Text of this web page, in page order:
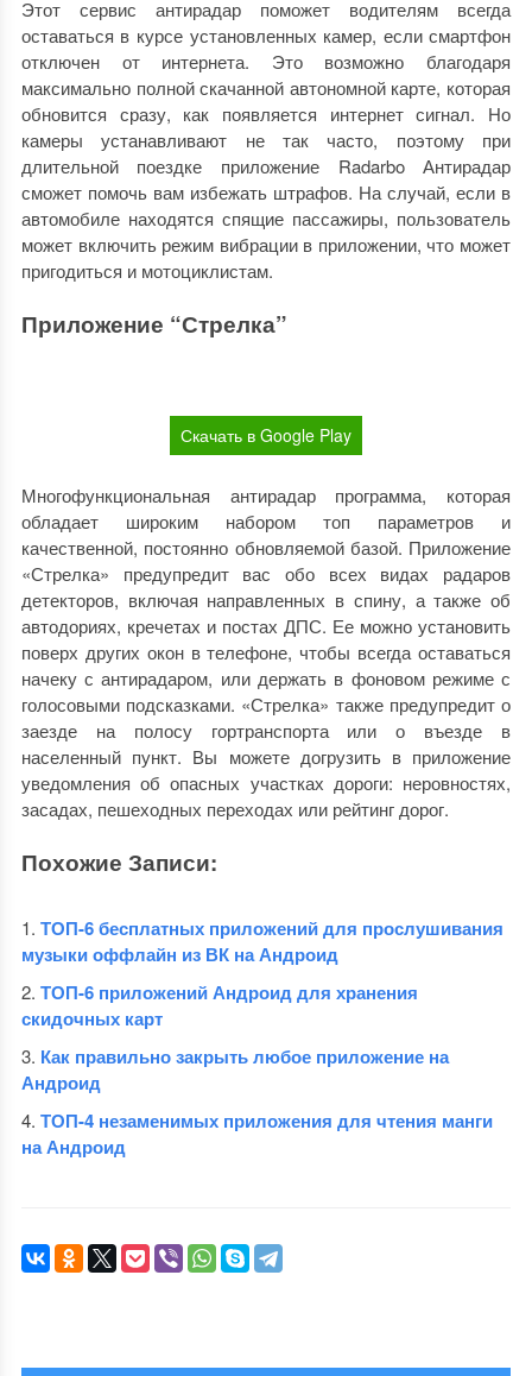
Этот сервис антирадар поможет водителям всегда
оставаться в курсе установленных камер, если смартфон
отключен от интернета. Это возможно благодаря
максимально полной скачанной автономной карте, которая
обновится сразу, как появляется интернет сигнал. Но
камеры устанавливают не так часто, поэтому при
длительной поездке приложение Radarbo Антирадар
сможет помочь вам избежать штрафов. На случай, если в
автомобиле находятся спящие пассажиры, пользователь
может включить режим вибрации в приложении, что может
пригодиться и мотоциклистам.
Приложение “Стрелка”
Скачать в Google Play
Многофункциональная антирадар программа, которая
обладает широким набором топ параметров и
качественной, постоянно обновляемой базой. Приложение
«Стрелка» предупредит вас обо всех видах радаров
детекторов, включая направленных в спину, а также об
автодориях, кречетах и постах ДПС. Ее можно установить
поверх других окон в телефоне, чтобы всегда оставаться
начеку с антирадаром, или держать в фоновом режиме с
голосовыми подсказками. «Стрелка» также предупредит о
заезде на полосу гортранспорта или о въезде в
населенный пункт. Вы можете догрузить в приложение
уведомления об опасных участках дороги: неровностях,
засадах, пешеходных переходах или рейтинг дорог.
Похожие Записи:
ТОП-6 бесплатных приложений для прослушивания
музыки оффлайн из ВК на Андроид
ТОП-6 приложений Андроид для хранения
скидочных карт
Как правильно закрыть любое приложение на
Андроид
ТОП-4 незаменимых приложения для чтения манги
на Андроид